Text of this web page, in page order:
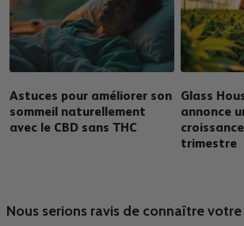
Astuces pour améliorer son
sommeil naturellement
avec le CBD sans THC
Glass
annonce
trimestre
Nous serions ravis de connaître votre